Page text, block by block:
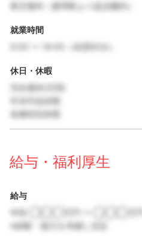
東京都内（最寄駅より徒歩圏内）
就業時間
9:00 〜 18:00（休憩60分）
休日・休暇
完全週休2日制
年末年始休暇
各種特別休暇
給与・福利厚生
給与
※経験・能力を考慮し決定